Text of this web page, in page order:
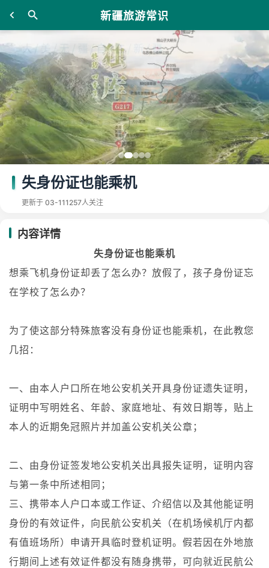
新疆旅游常识
失身份证也能乘机
更新于 03-111257人关注
内容详情
失身份证也能乘机
想乘飞机身份证却丢了怎么办？放假了，孩子身份证忘
在学校了怎么办？
为了使这部分特殊旅客没有身份证也能乘机，在此教您
几招：
一、由本人户口所在地公安机关开具身份证遗失证明，
证明中写明姓名、年龄、家庭地址、有效日期等，贴上
本人的近期免冠照片并加盖公安机关公章；
二、由身份证签发地公安机关出具报失证明，证明内容
与第一条中所述相同；
三、携带本人户口本或工作证、介绍信以及其他能证明
身份的有效证件，向民航公安机关（在机场候机厅内都
有值班场所）申请开具临时登机证明。假若因在外地旅
行期间上述有效证件都没有随身携带，可向就近民航公